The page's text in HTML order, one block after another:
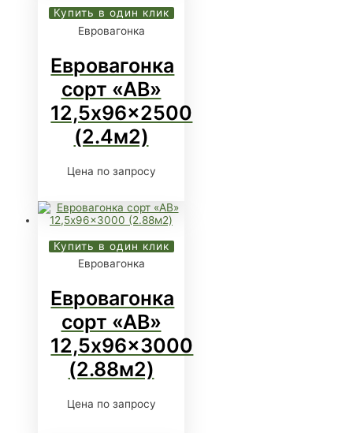
Купить в один клик
Евровагонка
Евровагонка
сорт «АВ»
12,5x96x2500
(2.4м2)
Цена по запросу
Купить в один клик
Евровагонка
Евровагонка
сорт «АВ»
12,5x96x3000
(2.88м2)
Цена по запросу